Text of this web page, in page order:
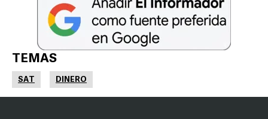
TEMAS
SAT DINERO